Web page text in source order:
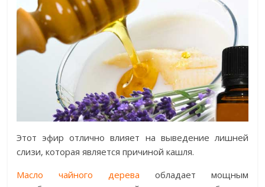
Этот эфир отлично влияет на выведение лишней
слизи, которая является причиной кашля.
Масло чайного дерева обладает мощным